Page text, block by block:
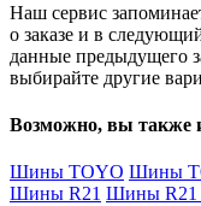
Наш сервис
о заказе и в
данные предыдущего
выбирайте другие
Возможно, вы также
Шины TOYO Шины
Шины R21 Шины R21